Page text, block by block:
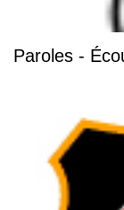
Paroles -